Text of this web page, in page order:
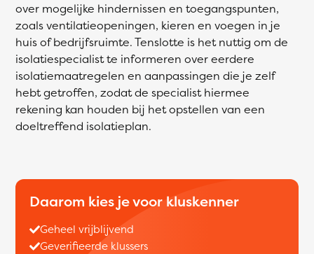
over mogelijke hindernissen en toegangspunten,
zoals ventilatieopeningen, kieren en voegen in je
huis of bedrijfsruimte. Tenslotte is het nuttig om de
isolatiespecialist te informeren over eerdere
isolatiemaatregelen en aanpassingen die je zelf
hebt getroffen, zodat de specialist hiermee
rekening kan houden bij het opstellen van een
doeltreffend isolatieplan.
Daarom kies je voor kluskenner
Geheel vrijblijvend
Geverifieerde klussers